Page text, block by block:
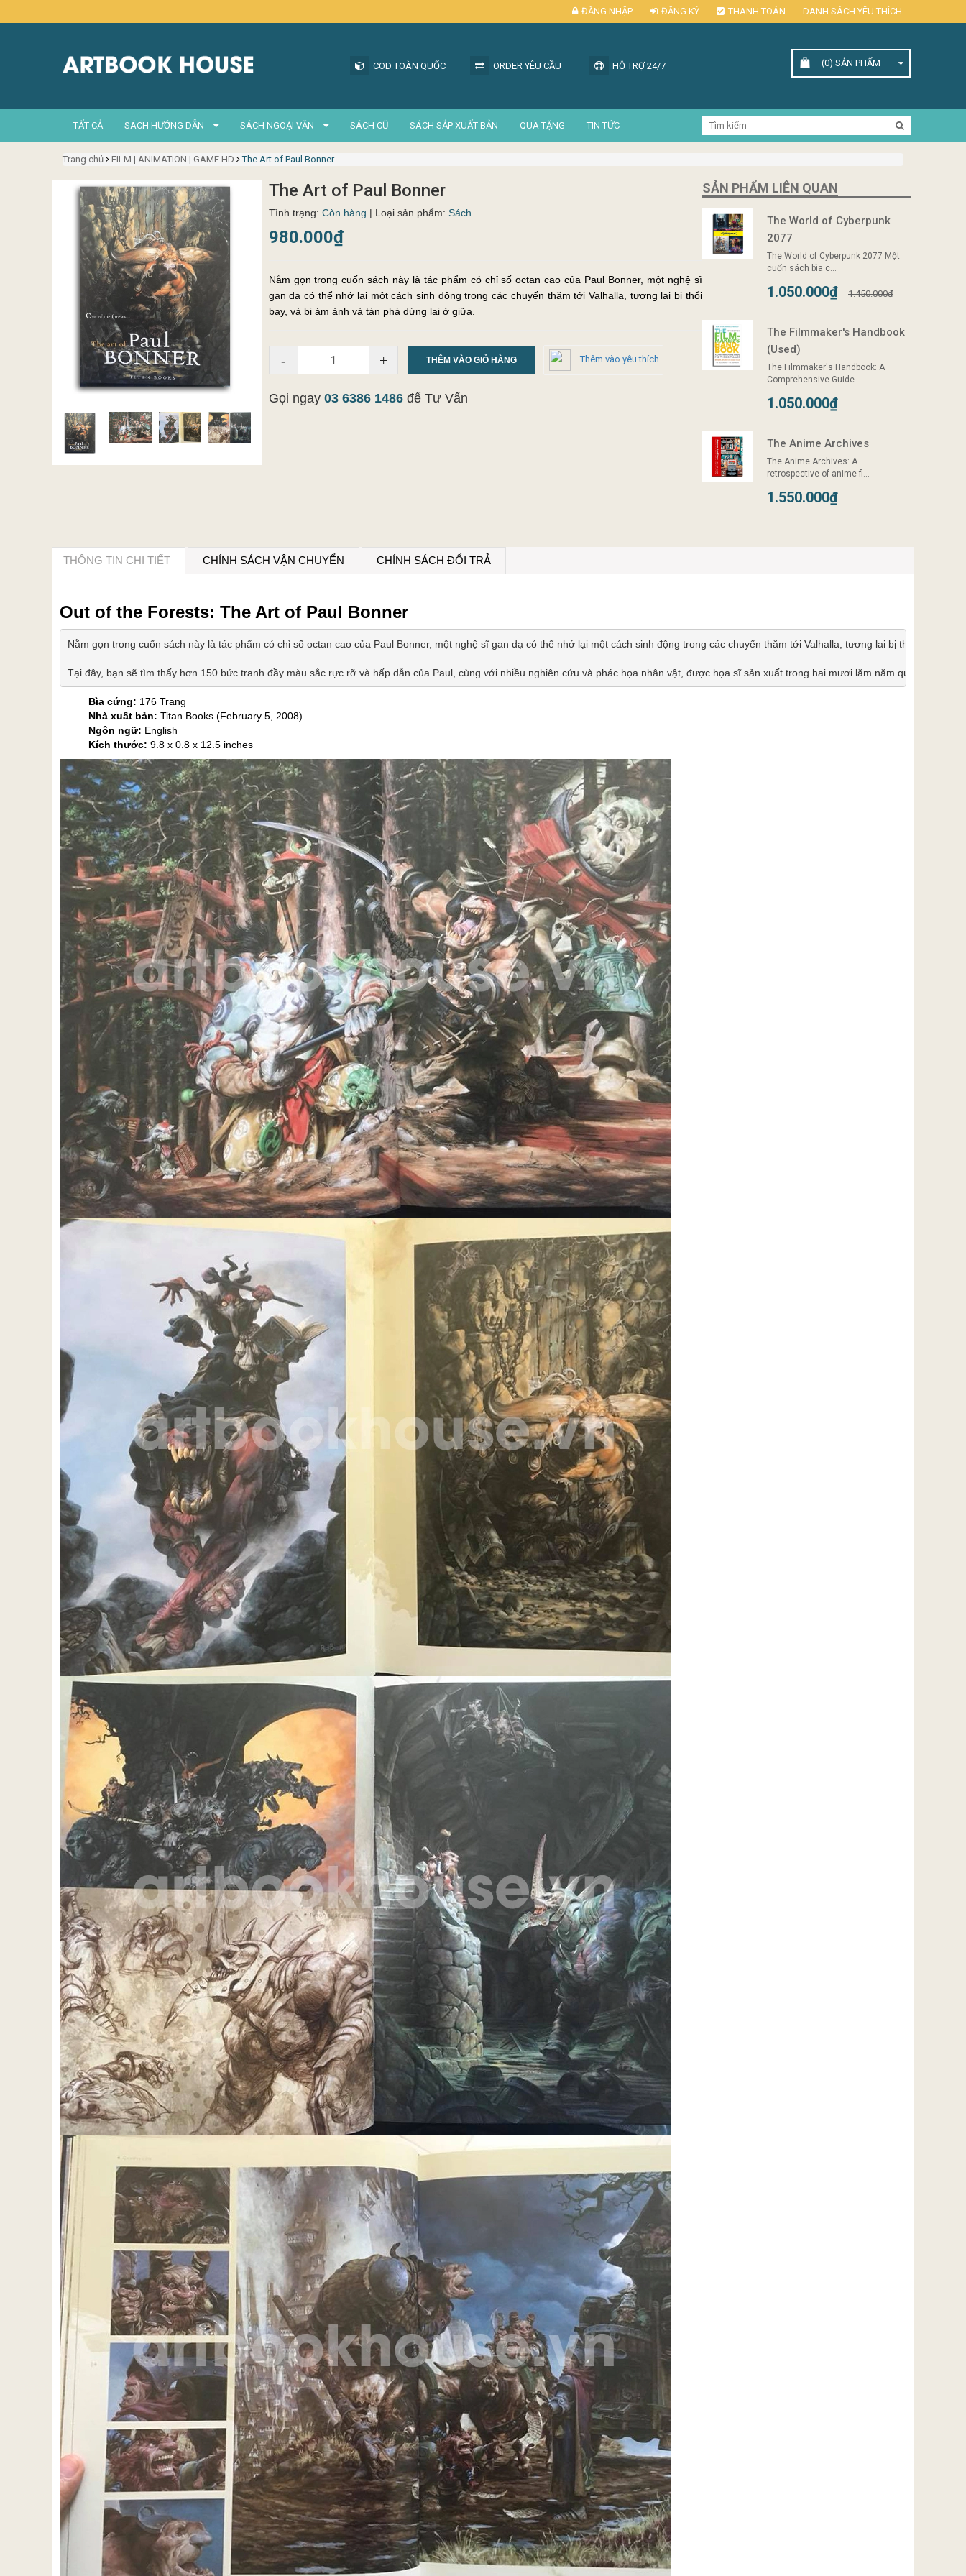
ĐĂNG NHẬP ĐĂNG KÝ THANH TOÁN DANH SÁCH YÊU THÍCH
COD TOÀN QUỐC ORDER YÊU CẦU HỖ TRỢ 24/7 (0) SẢN PHẨM
TẤT CẢ SÁCH HƯỚNG DẪN SÁCH NGOẠI VĂN SÁCH CŨ SÁCH SẮP XUẤT BẢN QUÀ TẶNG TIN TỨC
Trang chủ FILM | ANIMATION | GAME HD The Art of Paul Bonner
The Art of Paul Bonner
Tình trạng: Còn hàng | Loại sản phẩm: Sách
980.000₫
Nằm gọn trong cuốn sách này là tác phẩm có chỉ số octan cao của Paul Bonner, một nghệ sĩ
gan dạ có thể nhớ lại một cách sinh động trong các chuyến thăm tới Valhalla, tương lai bị thổi
bay, và bị ám ảnh và tàn phá dừng lại ở giữa.
- + THÊM VÀO GIỎ HÀNG Thêm vào yêu thích
Gọi ngay 03 6386 1486để Tư Vấn
SẢN PHẨM LIÊN QUAN
The World of Cyberpunk
2077
The World of Cyberpunk 2077 Một
cuốn sách bìa c...
1.050.000₫ 1.450.000₫
The Filmmaker's Handbook
(Used)
The Filmmaker's Handbook: A
Comprehensive Guide...
1.050.000₫
The Anime Archives
The Anime Archives: A
retrospective of anime fi...
1.550.000₫
THÔNG TIN CHI TIẾT CHÍNH SÁCH VẬN CHUYỂN CHÍNH SÁCH ĐỔI TRẢ
Out of the Forests: The Art of Paul Bonner
Nằm gọn trong cuốn sách này là tác phẩm có chỉ số octan cao của Paul Bonner, một nghệ sĩ gan dạ có thể nhớ lại một cách sinh động trong các chuyến thăm tới Valhalla, tương lai bị thổi bay, và
Tại đây, bạn sẽ tìm thấy hơn 150 bức tranh đầy màu sắc rực rỡ và hấp dẫn của Paul, cùng với nhiều nghiên cứu và phác họa nhân vật, được họa sĩ sản xuất trong hai mươi lăm năm qua cho
Bìa cứng: 176 Trang
Nhà xuất bản: Titan Books (February 5, 2008)
Ngôn ngữ: English
Kích thước: 9.8 x 0.8 x 12.5 inches